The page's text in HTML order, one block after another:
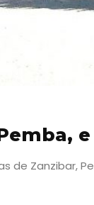
de Zanzibar,